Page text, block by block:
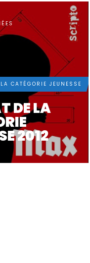
CATÉGORIE JEUNESSE
DE LA
2012